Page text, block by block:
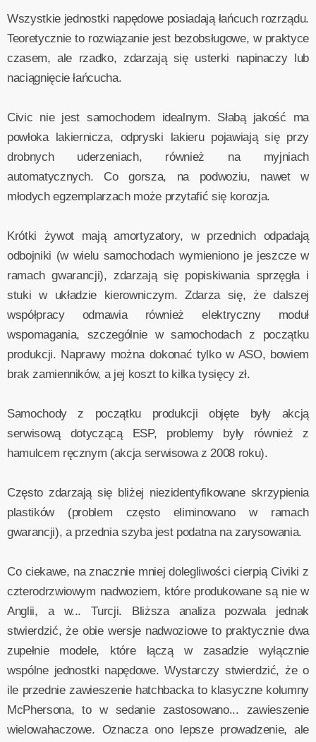
Wszystkie jednostki napędowe posiadają łańcuch rozrządu.
Teoretycznie to rozwiązanie jest bezobsługowe, w praktyce
czasem, ale rzadko, zdarzają się usterki napinaczy lub
naciągnięcie łańcucha.
Civic nie jest samochodem idealnym. Słabą jakość ma
powłoka lakiernicza, odpryski lakieru pojawiają się przy
drobnych uderzeniach, również na myjniach
automatycznych. Co gorsza, na podwoziu, nawet w
młodych egzemplarzach może przytafić się korozja.
Krótki żywot mają amortyzatory, w przednich odpadają
odbojniki (w wielu samochodach wymieniono je jeszcze w
ramach gwarancji), zdarzają się popiskiwania sprzęgła i
stuki w układzie kierowniczym. Zdarza się, że dalszej
współpracy odmawia również elektryczny moduł
wspomagania, szczególnie w samochodach z początku
produkcji. Naprawy można dokonać tylko w ASO, bowiem
brak zamienników, a jej koszt to kilka tysięcy zł.
Samochody z początku produkcji objęte były akcją
serwisową dotyczącą ESP, problemy były również z
hamulcem ręcznym (akcja serwisowa z 2008 roku).
Często zdarzają się bliżej niezidentyfikowane skrzypienia
plastików (problem często eliminowano w ramach
gwarancji), a przednia szyba jest podatna na zarysowania.
Co ciekawe, na znacznie mniej dolegliwości cierpią Civiki z
czterodrzwiowym nadwoziem, które produkowane są nie w
Anglii, a w... Turcji. Bliższa analiza pozwala jednak
stwierdzić, że obie wersje nadwoziowe to praktycznie dwa
zupełnie modele, które łączą w zasadzie wyłącznie
wspólne jednostki napędowe. Wystarczy stwierdzić, że o
ile przednie zawieszenie hatchbacka to klasyczne kolumny
McPhersona, to w sedanie zastosowano... zawieszenie
wielowahaczowe. Oznacza ono lepsze prowadzenie, ale